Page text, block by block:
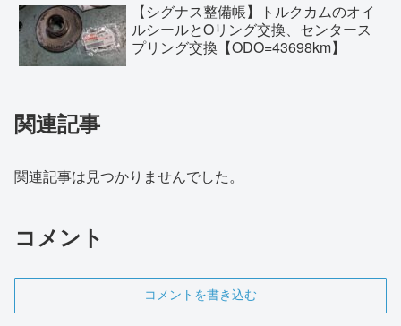
【シグナス整備帳】トルクカムのオイ
ルシールとOリング交換、センタース
プリング交換【ODO=43698km】
関連記事
関連記事は見つかりませんでした。
コメント
コメントを書き込む